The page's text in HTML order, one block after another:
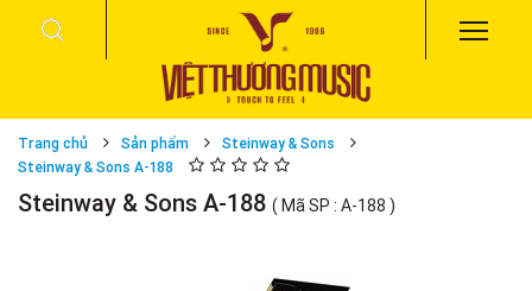
Trang chủ Sản phẩm
Steinway & Sons
Steinway & Sons A-188
Steinway & Sons A-188 ( Mã SP : A-188 )